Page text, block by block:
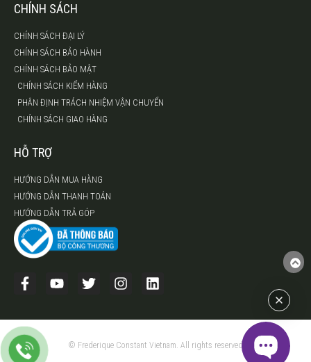
CHÍNH SÁCH
CHÍNH SÁCH ĐẠI LÝ
CHÍNH SÁCH BẢO HÀNH
CHÍNH SÁCH BẢO MẬT
CHÍNH SÁCH KIỂM HÀNG
PHÂN ĐỊNH TRÁCH NHIỆM VẬN CHUYỂN
CHÍNH SÁCH GIAO HÀNG
HỖ TRỢ
HƯỚNG DẪN MUA HÀNG
HƯỚNG DẪN THANH TOÁN
HƯỚNG DẪN TRẢ GÓP
© Frederique Constant Vietnam. All rights reserved